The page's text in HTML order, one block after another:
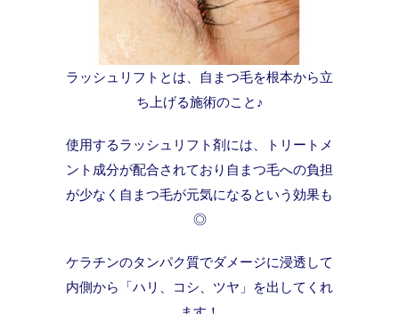
ラッシュリフトとは、自まつ毛を根本から立
ち上げる施術のこと♪
使用するラッシュリフト剤には、トリートメ
ント成分が配合されており自まつ毛への負担
が少なく自まつ毛が元気になるという効果も
◎
ケラチンのタンパク質でダメージに浸透して
内側から「ハリ、コシ、ツヤ」を出してくれ